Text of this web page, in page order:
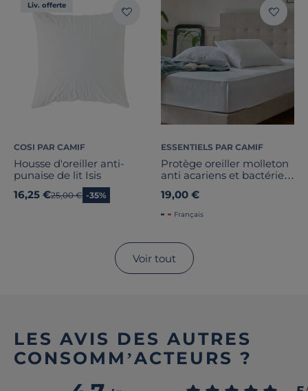
Liv. offerte
COSI PAR CAMIF
Housse d'oreiller anti-
punaise de lit Isis
16,25 €Ancien prix
25,00 € -35%
ESSENTIELS PAR CAMIF
Protège oreiller molleton
anti acariens et bactérien
19,00 €
Français
Voir tout
LES AVIS DES AUTRES
CONSOMM’ACTEURS ?